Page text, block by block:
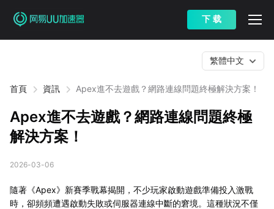
下 载
首頁 資訊 Apex進不去遊戲？網路連線問題終極解決方案！
繁體中文
Apex進不去遊戲？網路連線問題終極
解決方案！
2026-03-06
隨著《Apex》新賽季戰幕揭開，不少玩家啟動遊戲準備投入激戰
時，卻頻頻遭遇啟動失敗或伺服器連線中斷的窘境。這種狀況不僅